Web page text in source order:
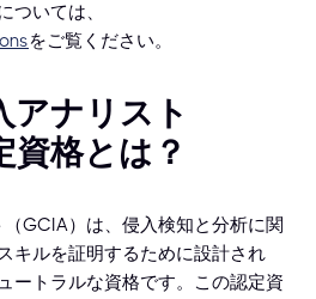
ついては、
をご覧ください。
アナリスト
資格とは？
GCIA）は、侵入検知と分析に関
キルを証明するために設計され
ートラルな資格です。この認定資